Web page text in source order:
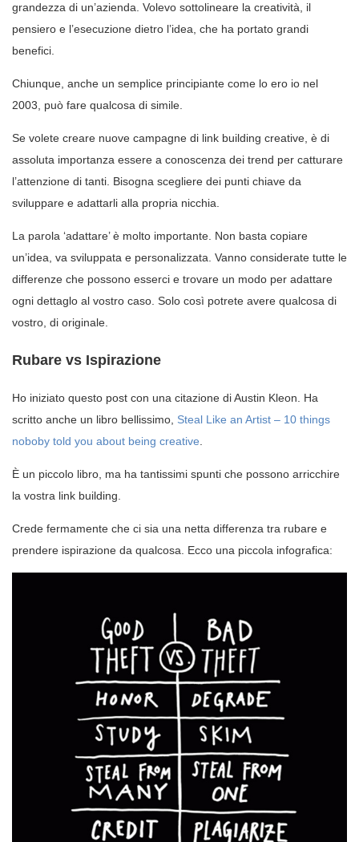
grandezza di un’azienda. Volevo sottolineare la creatività, il
pensiero e l’esecuzione dietro l’idea, che ha portato grandi
benefici.
Chiunque, anche un semplice principiante come lo ero io nel
2003, può fare qualcosa di simile.
Se volete creare nuove campagne di link building creative, è di
assoluta importanza essere a conoscenza dei trend per catturare
l’attenzione di tanti. Bisogna scegliere dei punti chiave da
sviluppare e adattarli alla propria nicchia.
La parola ‘adattare’ è molto importante. Non basta copiare
un’idea, va sviluppata e personalizzata. Vanno considerate tutte le
differenze che possono esserci e trovare un modo per adattare
ogni dettaglo al vostro caso. Solo così potrete avere qualcosa di
vostro, di originale.
Rubare vs Ispirazione
Ho iniziato questo post con una citazione di Austin Kleon. Ha
scritto anche un libro bellissimo, Steal Like an Artist – 10 things
noboby told you about being creative
È un piccolo libro, ma ha tantissimi spunti che possono arricchire
la vostra link building.
Crede fermamente che ci sia una netta differenza tra rubare e
prendere ispirazione da qualcosa. Ecco una piccola infografica: